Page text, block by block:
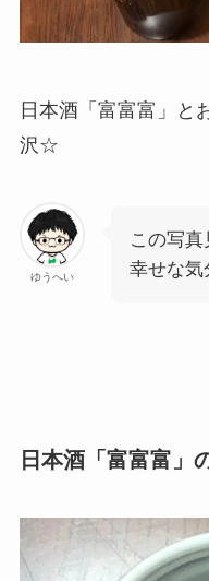
日本酒「富富富」と
沢☆
ゆうへい
この写
幸せな気
日本酒「富富富」